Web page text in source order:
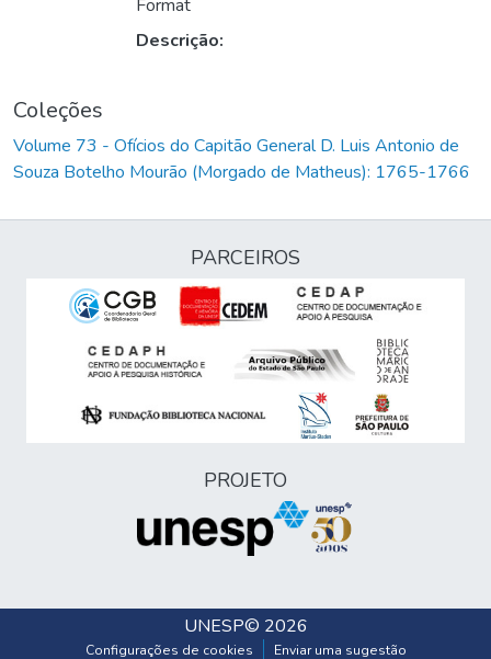
Format
Descrição:
Coleções
Volume 73 - Ofícios do Capitão General D. Luis Antonio de
Souza Botelho Mourão (Morgado de Matheus): 1765-1766
PARCEIROS
PROJETO
UNESP© 2026
Configurações de cookies Enviar uma sugestão